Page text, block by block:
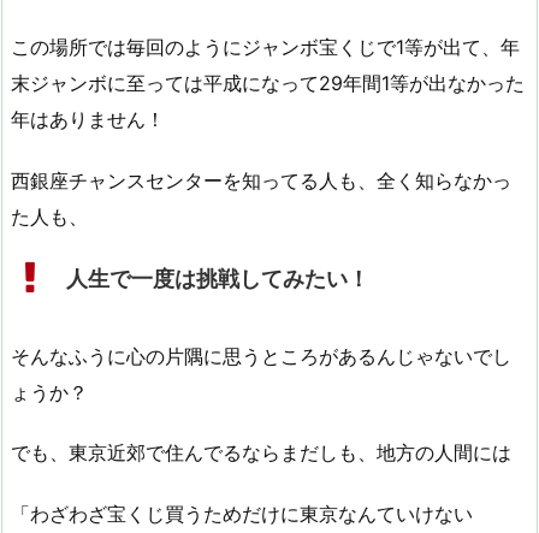
この場所では毎回のようにジャンボ宝くじで1等が出て、年
末ジャンボに至っては平成になって29年間1等が出なかった
年はありません！
西銀座チャンスセンターを知ってる人も、全く知らなかっ
た人も、
人生で一度は挑戦してみたい！
そんなふうに心の片隅に思うところがあるんじゃないでし
ょうか？
でも、東京近郊で住んでるならまだしも、地方の人間には
「わざわざ宝くじ買うためだけに東京なんていけない